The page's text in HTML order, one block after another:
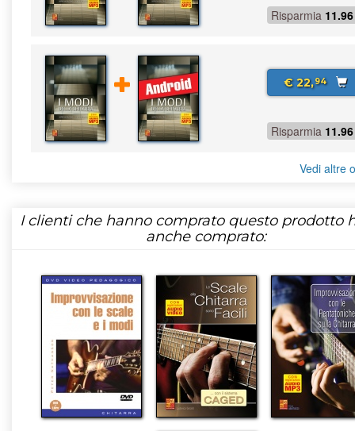
Risparmia 11.96
€ 22,94
Risparmia 11.96
Vedi altre
I clienti che hanno comprato questo prodotto
anche comprato: